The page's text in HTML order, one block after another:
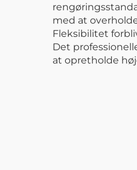
med at
Fleksibilitet
Det
at opretholde